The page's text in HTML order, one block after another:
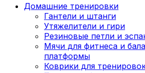
Домашние тренировки
Гантели и штанги
Утяжелители и гири
Резиновые петли и
Мячи для фитнеса и
платформы
Коврики для